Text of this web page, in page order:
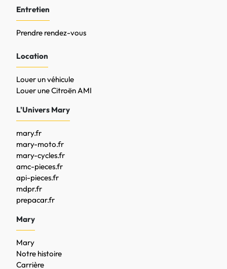
Entretien
Prendre rendez-vous
Location
Louer un véhicule
Louer une Citroën AMI
L'Univers Mary
mary.fr
mary-moto.fr
mary-cycles.fr
amc-pieces.fr
api-pieces.fr
mdpr.fr
prepacar.fr
Mary
Mary
Notre histoire
Carrière